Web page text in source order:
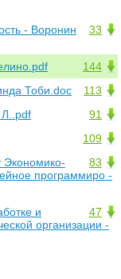
33
- Воронин
144
113
Тоби.doc
91
109
83
Экономико-
программиро -
47
и
организации -